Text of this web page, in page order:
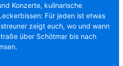
Konzerte, kulinarische
Für jeden ist etwas
zeigt euch, wo und wann
über Schötmar bis nach